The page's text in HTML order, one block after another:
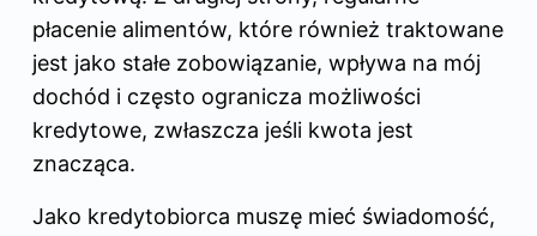
płacenie alimentów, które również traktowane
jest jako stałe zobowiązanie, wpływa na mój
dochód i często ogranicza możliwości
kredytowe, zwłaszcza jeśli kwota jest
znacząca.
Jako kredytobiorca muszę mieć świadomość,